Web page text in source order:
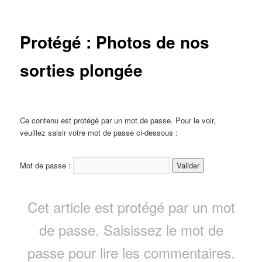
Protégé : Photos de nos
sorties plongée
Ce contenu est protégé par un mot de passe. Pour le voir,
veuillez saisir votre mot de passe ci-dessous :
Mot de passe :
Cet article est protégé par un mot
de passe. Saisissez le mot de
passe pour lire les commentaires.